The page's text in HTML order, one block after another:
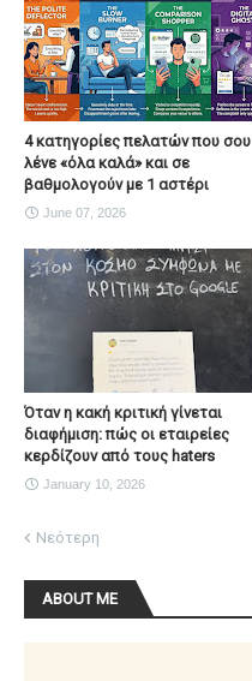
4 κατηγορίες πελατών που σου
λένε «όλα καλά» και σε
βαθμολογούν με 1 αστέρι
June 07, 2026
Όταν η κακή κριτική γίνεται
διαφήμιση: πώς οι εταιρείες
κερδίζουν από τους haters
January 10, 2026
Νεότερη
ABOUT ME